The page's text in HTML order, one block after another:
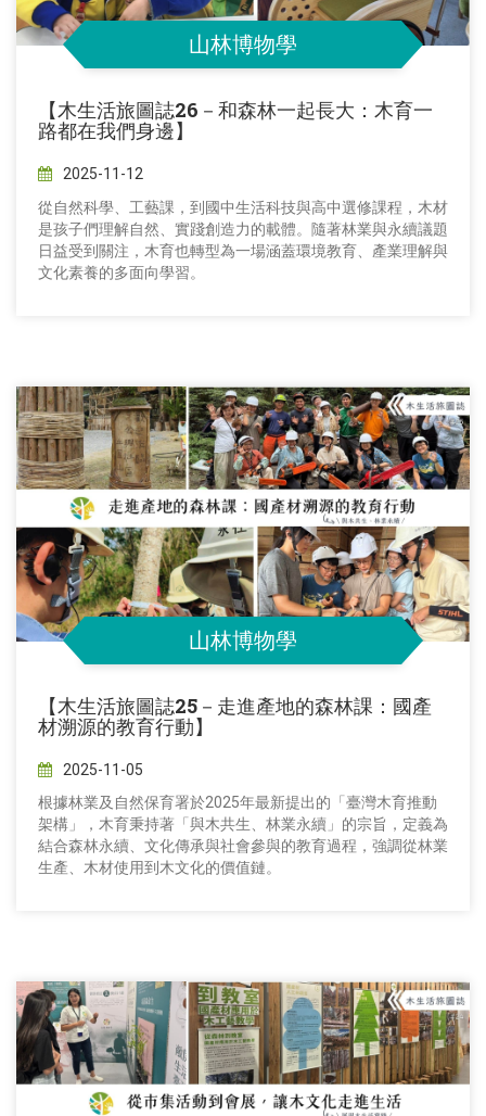
山林博物學
【木生活旅圖誌26－和森林一起長大：木育一
路都在我們身邊】
2025-11-12
從自然科學、工藝課，到國中生活科技與高中選修課程，木材
是孩子們理解自然、實踐創造力的載體。隨著林業與永續議題
日益受到關注，木育也轉型為一場涵蓋環境教育、產業理解與
文化素養的多面向學習。
山林博物學
【木生活旅圖誌25－走進產地的森林課：國產
材溯源的教育行動】
2025-11-05
根據林業及自然保育署於2025年最新提出的「臺灣木育推動
架構」，木育秉持著「與木共生、林業永續」的宗旨，定義為
結合森林永續、文化傳承與社會參與的教育過程，強調從林業
生產、木材使用到木文化的價值鏈。